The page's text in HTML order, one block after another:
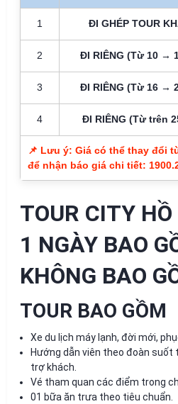
1 ĐI GHÉP TOUR
2 ĐI RIÊNG (Từ 10 →
3 ĐI RIÊNG (Từ 16 →
4 ĐI RIÊNG (Từ trên
📌 Lưu ý: Giá có thể thay đổi
để nhận báo giá chi tiết:
TOUR CITY
1 NGÀY BAO
KHÔNG BAO
TOUR BAO GỒM
Xe du lịch máy lạnh, đời mới,
Hướng dẫn viên theo đoàn suốt
trợ khách.
Vé tham quan các điểm trong
01 bữa ăn trưa theo tiêu chuẩn.